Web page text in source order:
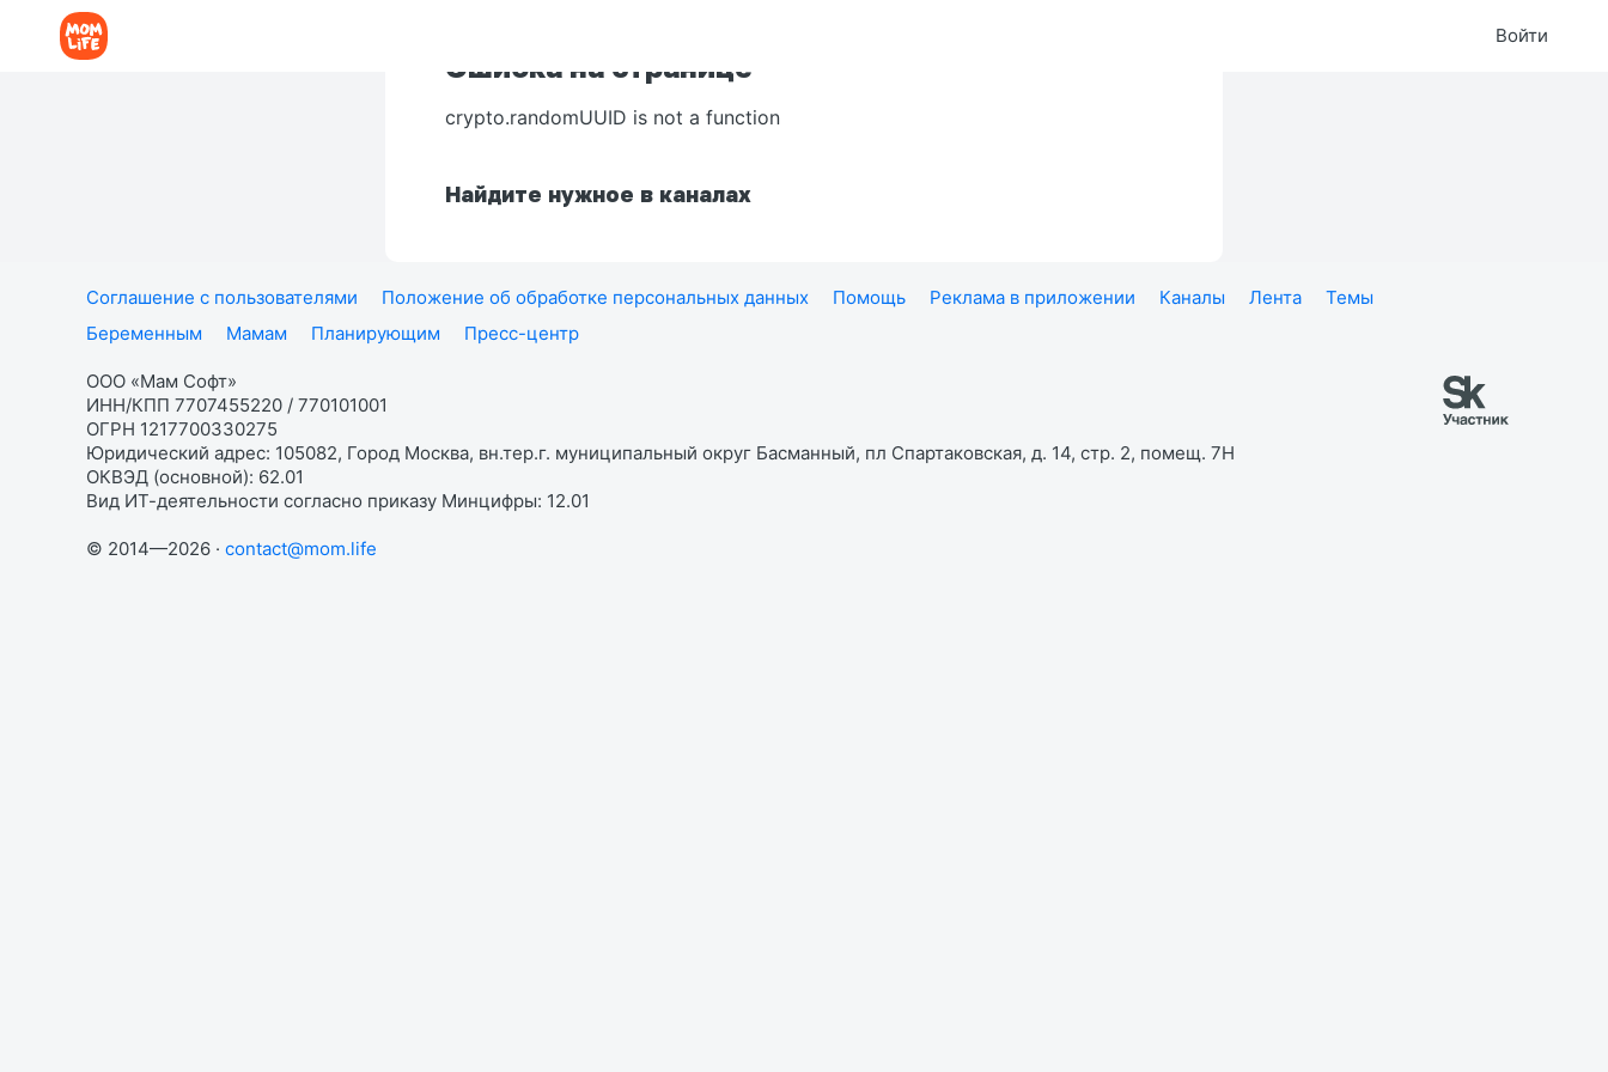
Войти
Ошибка на странице
crypto.randomUUID is not a function
Найдите нужное в каналах
Соглашение с пользователями Положение об обработке персональных данных Помощь Реклама в приложении Каналы Лента
Темы
Беременным
Мамам Планирующим Пресс-центр
ООО «Мам Софт»
ИНН/КПП 7707455220 / 770101001
ОГРН 1217700330275
Юридический адрес: 105082, Город Москва, вн.тер.г. муниципальный округ Басманный, пл Спартаковская, д. 14, стр. 2, помещ. 7Н
ОКВЭД (основной): 62.01
Вид ИТ-деятельности согласно приказу Минцифры: 12.01
© 2014—2026 · contact@mom.life